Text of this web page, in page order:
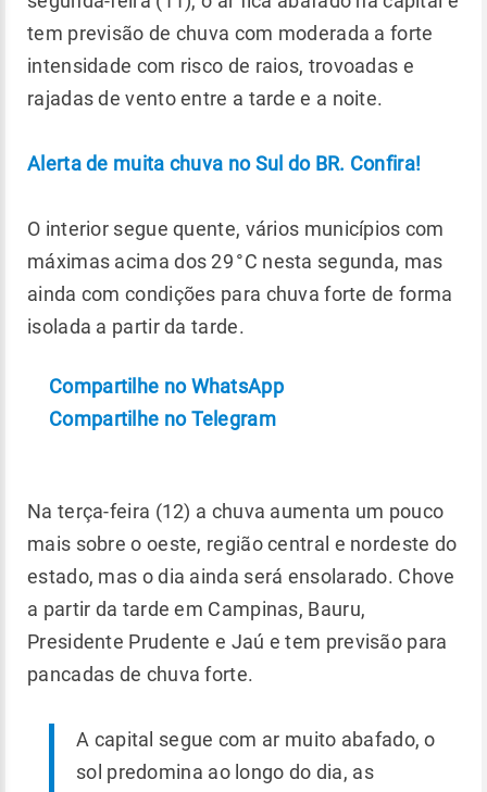
tem previsão de chuva com moderada a forte
intensidade com risco de raios, trovoadas e
rajadas de vento entre a tarde e a noite.
Alerta de muita chuva no Sul do BR. Confira!
O interior segue quente, vários municípios com
máximas acima dos 29 °C nesta segunda, mas
ainda com condições para chuva forte de forma
isolada a partir da tarde.
Compartilhe no WhatsApp
Compartilhe no Telegram
Na terça-feira (12) a chuva aumenta um pouco
mais sobre o oeste, região central e nordeste do
estado, mas o dia ainda será ensolarado. Chove
a partir da tarde em Campinas, Bauru,
Presidente Prudente e Jaú e tem previsão para
pancadas de chuva forte.
A capital segue com ar muito abafado, o
sol predomina ao longo do dia, as